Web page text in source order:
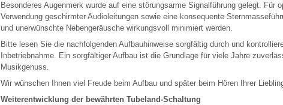
Besonderes Augenmerk wurde auf eine störungsarme Signalführung gelegt. Für
Verwendung geschirmter Audioleitungen sowie eine konsequente
und unerwünschte Nebengeräusche wirkungsvoll minimiert werden.
Bitte lesen Sie die nachfolgenden Aufbauhinweise sorgfältig durch und
Inbetriebnahme. Ein sorgfältiger Aufbau ist die Grundlage für viele Jahre
Musikgenuss.
Wir wünschen Ihnen viel Freude beim Aufbau und später beim Hören Ihrer
Weiterentwicklung der bewährten Tubeland-Schaltung